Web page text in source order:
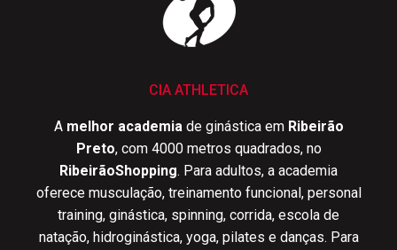
CIA ATHLETICA
A melhor academiade ginástica em Ribeirão
Preto, com 4000 metros quadrados, no
RibeirãoShopping. Para adultos, a academia
oferece musculação, treinamento funcional, personal
training, ginástica, spinning, corrida, escola de
natação, hidroginástica, yoga, pilates e danças. Para